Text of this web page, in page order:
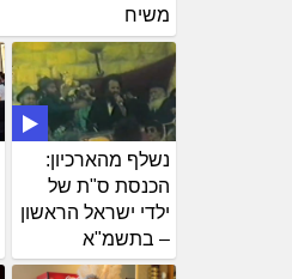
משיח
נשלף מהארכיון:
הכנסת ס"ת של
ילדי ישראל הראשון
– בתשמ"א